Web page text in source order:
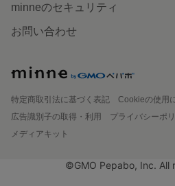
minneのセキュリティ
お問い合わせ
特定商取引法に基づく表記
Cookieの使用
広告識別子の取得・利用
プライバシーポ
メディアキット
©GMO Pepabo, Inc. All